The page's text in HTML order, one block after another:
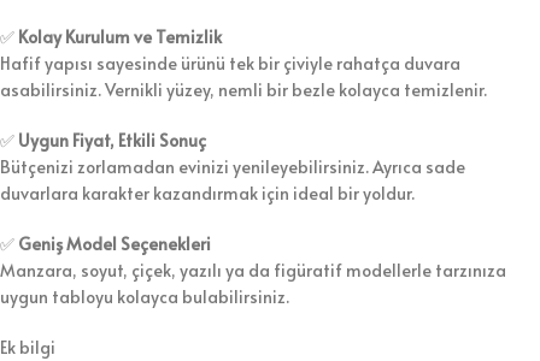
✅ Kolay Kurulum ve Temizlik
Hafif yapısı sayesinde ürünü tek bir çiviyle rahatça duvara
asabilirsiniz. Vernikli yüzey, nemli bir bezle kolayca temizlenir.
✅ Uygun Fiyat, Etkili Sonuç
Bütçenizi zorlamadan evinizi yenileyebilirsiniz. Ayrıca sade
duvarlara karakter kazandırmak için ideal bir yoldur.
✅ Geniş Model Seçenekleri
Manzara, soyut, çiçek, yazılı ya da figüratif modellerle tarzınıza
uygun tabloyu kolayca bulabilirsiniz.
Ek bilgi